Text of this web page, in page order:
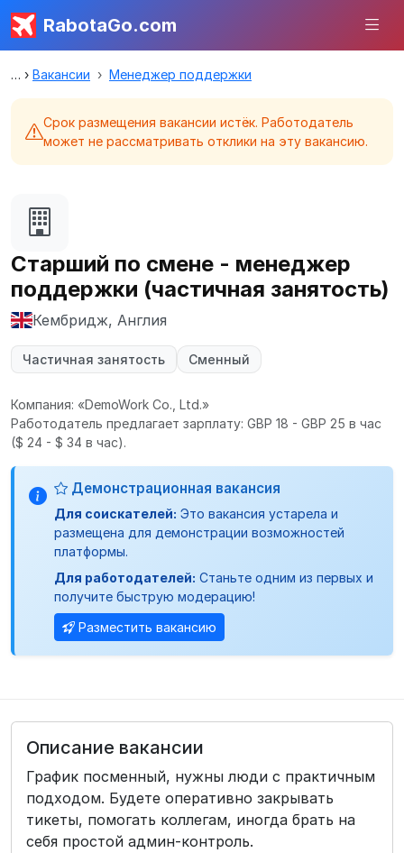
RabotaGo.com
Вакансии Менеджер поддержки
Срок размещения вакансии истёк. Работодатель
может не рассматривать отклики на эту вакансию.
Старший по смене - менеджер
поддержки (частичная занятость)
Кембридж, Англия
Частичная занятость Сменный
Компания: «DemoWork Co., Ltd.»
Работодатель предлагает зарплату: GBP 18 - GBP 25 в час
($ 24 - $ 34 в час).
Демонстрационная вакансия
Для соискателей: Это вакансия устарела и
размещена для демонстрации возможностей
платформы.
Для работодателей: Станьте одним из первых и
получите быструю модерацию!
Разместить вакансию
Описание вакансии
График посменный, нужны люди с практичным
подходом. Будете оперативно закрывать
тикеты, помогать коллегам, иногда брать на
себя простой админ‑контроль.